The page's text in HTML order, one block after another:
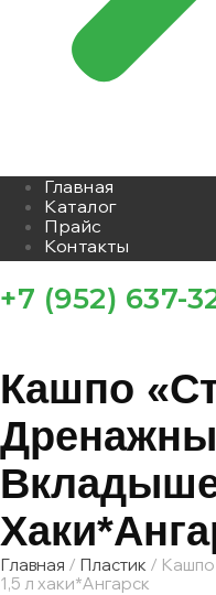
Главная
Каталог
Прайс
Контакты
+7 (952) 637-
Кашпо
Главная / Пластик / Кашпо
1,5 л хаки*Ангарск